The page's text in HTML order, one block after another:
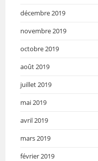
décembre 2019
novembre 2019
octobre 2019
août 2019
juillet 2019
mai 2019
avril 2019
mars 2019
février 2019